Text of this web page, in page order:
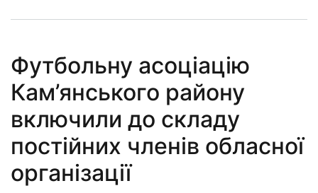
Футбольну асоціацію
Кам’янського району
включили до складу
постійних членів обласної
організації